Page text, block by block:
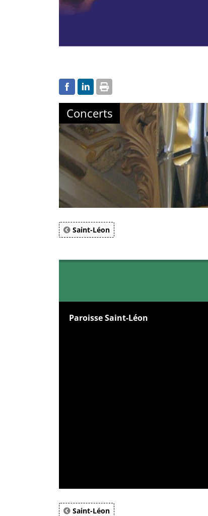
Concerts
Saint-Léon
Paroisse Saint-Léon
Saint-Léon